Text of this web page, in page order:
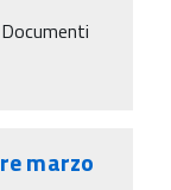
marzo